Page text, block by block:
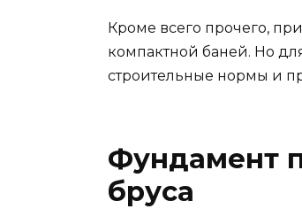
Кроме всего прочего,
компактной баней. Но
строительные нормы и
Фундамент
бруса